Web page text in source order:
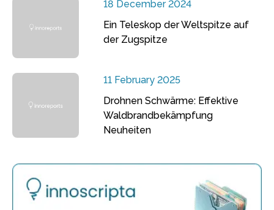
18 December 2024
Ein Teleskop der Weltspitze auf
der Zugspitze
11 February 2025
Drohnen Schwärme: Effektive
Waldbrandbekämpfung
Neuheiten